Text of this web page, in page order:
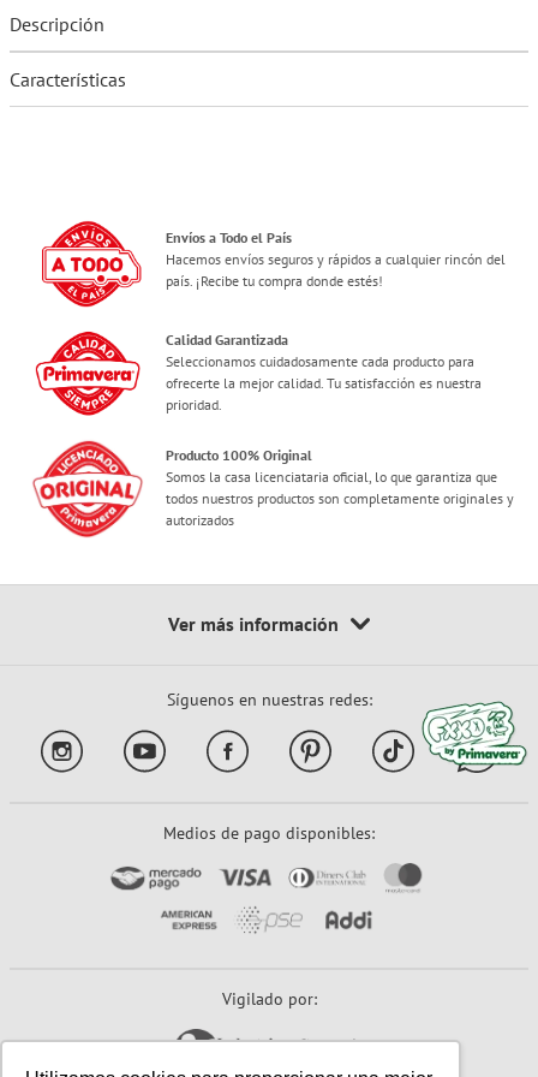
Descripción
Características
Envíos a Todo el País
Hacemos envíos seguros y rápidos a cualquier rincón del
país. ¡Recibe tu compra donde estés!
Calidad Garantizada
Seleccionamos cuidadosamente cada producto para
ofrecerte la mejor calidad. Tu satisfacción es nuestra
prioridad.
Producto 100% Original
Somos la casa licenciataria oficial, lo que garantiza que
todos nuestros productos son completamente originales y
autorizados
Síguenos en nuestras redes:
Medios de pago disponibles:
Vigilado por: